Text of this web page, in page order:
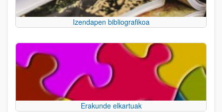
Izendapen bibliografikoa
Erakunde elkartuak